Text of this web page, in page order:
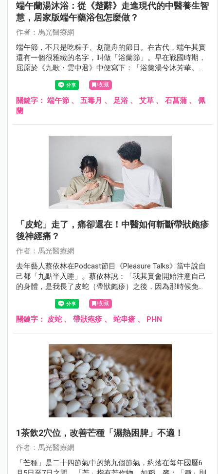
端午蘭湯沐浴：從《楚辭》走進現代的中醫養生智
慧，居家版端午藥浴包怎麼做？
作者：馬光醫療網
端午節，不只是吃粽子、划龍舟的節日。在古代，端午其實
還有一個很雅緻的名字，叫做「浴蘭節」。早在戰國時期，
屈原於《九歌・雲中君》中便寫下：「浴蘭湯兮沐芳華。」
《大戴禮記》也記載：「五月五日，蓄蘭為沐浴。」可見端
午以香草沐浴的習俗，至少已流傳兩千年以上。
收藏
關鍵字： 端午節 、 五毒月 、 足浴 、 艾草 、 石菖蒲 、 佩
蘭
「皮蛇」走了，痛卻還在！中醫如何斬斷帶狀皰疹
後神經痛？
作者：馬光醫療網
去年藝人蔡依林在Podcast節目《Pleasure Talks》當中說自
己都「九點半入睡」。蔡依林說：「我其實會開始注意自己
的身體，是我長了皮蛇（帶狀皰疹）之後，因為那時候免疫
力下降，之前幾乎每天熬夜，而從那時開始，我就發現自己
的身體不能這樣搞。」
收藏
關鍵字： 皮蛇 、 帶狀疱疹 、 蛇串瘡 、 PHN
1茶飲2穴位，改善芒種「濕熱困脾」不適！
作者：馬光醫療網
「芒種」是二十四節氣中的第九個節氣，約落在每年國曆6